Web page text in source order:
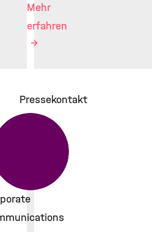
Mehr
erfahren
Pressekontakt